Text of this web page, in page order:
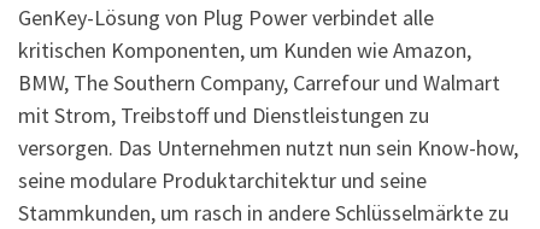
GenKey-Lösung von Plug Power verbindet alle
kritischen Komponenten, um Kunden wie Amazon,
BMW, The Southern Company, Carrefour und Walmart
mit Strom, Treibstoff und Dienstleistungen zu
versorgen. Das Unternehmen nutzt nun sein Know-how,
seine modulare Produktarchitektur und seine
Stammkunden, um rasch in andere Schlüsselmärkte zu